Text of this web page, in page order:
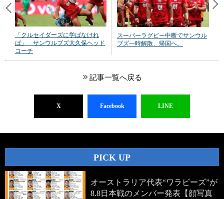
「クルセイダーズに学ばなけれ
ば」 サンウルブズ大久保ヘッド
コーチ
スーパーラグビー中断でサンウル
ブズ一時解散、帰国へ。
記事一覧へ戻る
X Facebook LINE
PICK UP
オーストラリア代表“ワラビーズ”が
8.8日本戦のメンバー発表【顔写真